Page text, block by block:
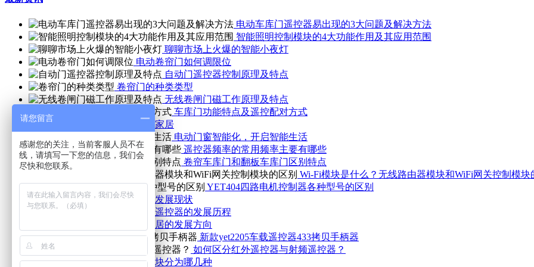
电动车库门遥控器易出现的3大问题及解决方法
智能照明控制模块的4大功能作用及其应用范围
聊聊市场上火爆的智能小夜灯
电动卷帘门如何调限位
自动门遥控器控制原理及特点
卷帘门的种类类型
无线卷闸门磁工作原理及特点
车库门功能特点及遥控配对方式
什么是智能家居
电动门窗智能化，开启智能生活
遥控器频率的常用频率主要有哪些
卷帘车库门和翻板车库门区别特点
Wi-Fi模块是什么？无线路由器模块和WiFi网关控制模块
YET404四路电机控制器各种型号的区别
智能家居发展现状
无线遥控器的发展历程
智能家居的发展方向
新款yet2205车载遥控器433拷贝手柄器
如何区分红外遥控器与射频遥控器？
无线模块分为哪几种
请您留言
感谢您的关注，当前客服人员不在
线，请填写一下您的信息，我们会
尽快和您联系。